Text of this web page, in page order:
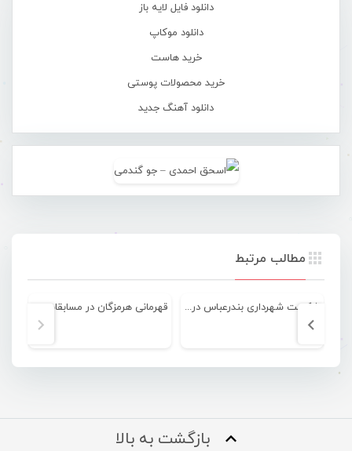
دانلود فایل لایه باز
دانلود موکاپ
خرید هاست
خرید محصولات پوستی
دانلود آهنگ جدید
مطالب مرتبط
شکست شهرداری بندرعباس در گام نخست لیگ برتر بسکتبال کشور
بازگشت به بالا